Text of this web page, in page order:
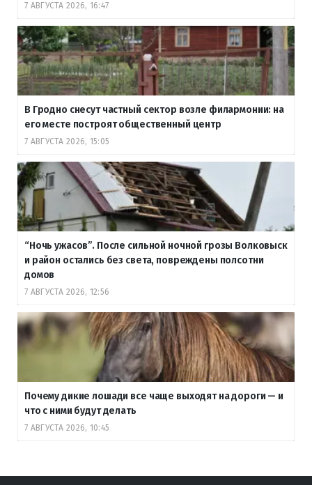
7 АВГУСТА 2026, 16:47
В Гродно снесут частный сектор возле филармонии: на
его месте построят общественный центр
7 АВГУСТА 2026, 15:05
“Ночь ужасов”. После сильной ночной грозы Волковыск
и район остались без света, повреждены полсотни
домов
7 АВГУСТА 2026, 12:56
Почему дикие лошади все чаще выходят на дороги — и
что с ними будут делать
7 АВГУСТА 2026, 10:45